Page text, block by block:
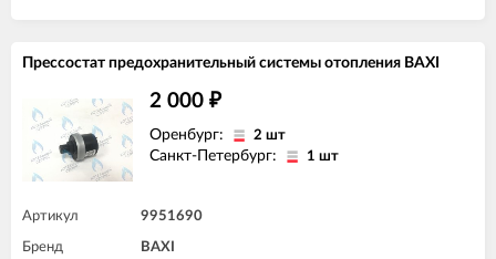
Прессостат предохранительный системы отопления BAXI
2 000 ₽
Оренбург: 2 шт
Санкт-Петербург: 1 шт
Артикул 9951690
Бренд BAXI